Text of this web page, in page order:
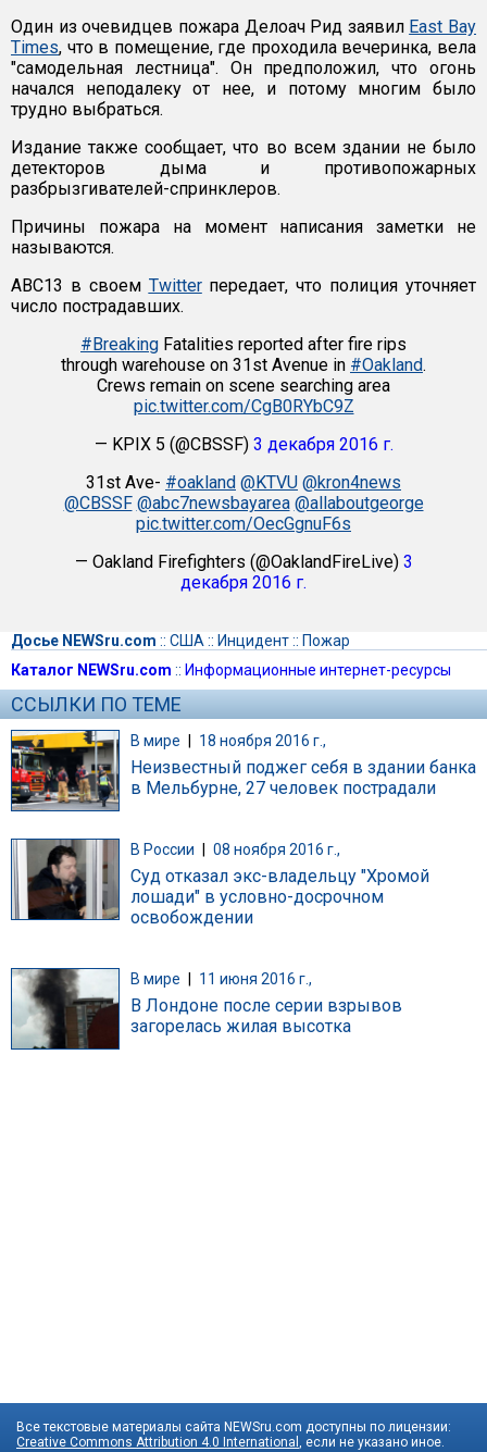
Один из очевидцев пожара Делоач Рид заявил East Bay
Times, что в помещение, где проходила вечеринка, вела
"самодельная лестница". Он предположил, что огонь
начался неподалеку от нее, и потому многим было
трудно выбраться.
Издание также сообщает, что во всем здании не было
детекторов дыма и противопожарных
разбрызгивателей-спринклеров.
Причины пожара на момент написания заметки не
называются.
ABC13 в своем Twitterпередает, что полиция уточняет
число пострадавших.
#Breaking Fatalities reported after fire rips
through warehouse on 31st Avenue in #Oakland.
Crews remain on scene searching area
pic.twitter.com/CgB0RYbC9Z
— KPIX 5 (@CBSSF) 3 декабря 2016 г.
31st Ave- #oakland @KTVU @kron4news
@CBSSF @abc7newsbayarea @allaboutgeorge
pic.twitter.com/OecGgnuF6s
— Oakland Firefighters (@OaklandFireLive) 3
декабря 2016 г.
Досье NEWSru.com :: США :: Инцидент:: Пожар
Каталог NEWSru.com :: Информационные интернет-ресурсы
ССЫЛКИ ПО ТЕМЕ
В мире | 18 ноября 2016 г.,
Неизвестный поджег себя в здании банка
в Мельбурне, 27 человек пострадали
В России 08 ноября 2016 г.,
Суд отказал экс-владельцу "Хромой
лошади" в условно-досрочном
освобождении
В мире 11 июня 2016 г.,
В Лондоне после серии взрывов
загорелась жилая высотка
Все текстовые материалы сайта NEWSru.com доступны по лицензии:
Creative Commons Attribution 4.0 International , если не указано иное.